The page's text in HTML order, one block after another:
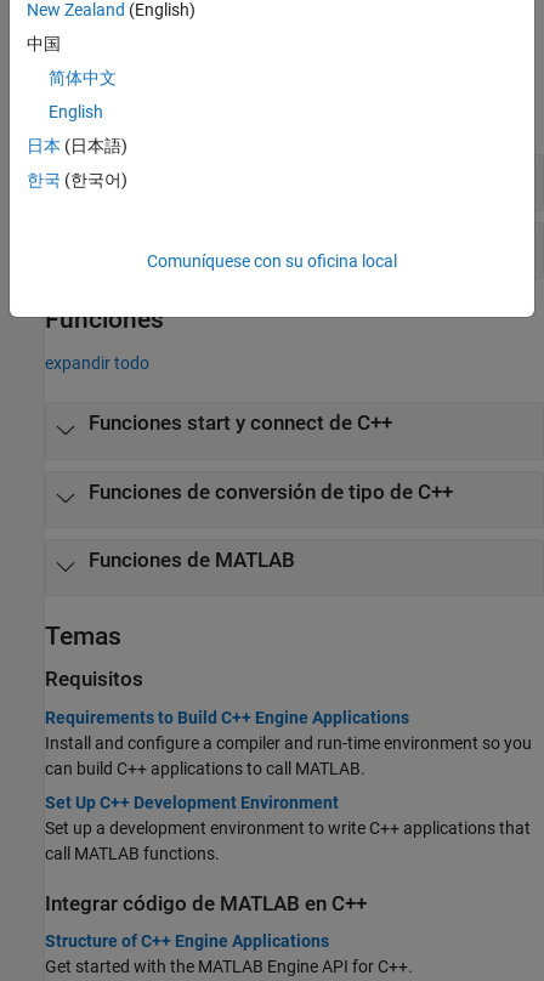
Application .
Clases
expandir todo
Clases de C++
Funciones
expandir todo
Funciones start y connect de C++
Funciones de conversión de tipo de C++
Funciones de MATLAB
Temas
Requisitos
Requirements to Build C++ Engine Applications
Install and configure a compiler and run-time environment so you
can build C++ applications to call MATLAB.
Set Up C++ Development Environment
Set up a development environment to write C++ applications that
call MATLAB functions.
Integrar código de MATLAB en C++
Structure of C++ Engine Applications
Get started with the MATLAB Engine API for C++.
New Zealand (English)
中国
简体中文
English
日本 (日本語)
한국 (한국어)
Comuníquese con su oficina local